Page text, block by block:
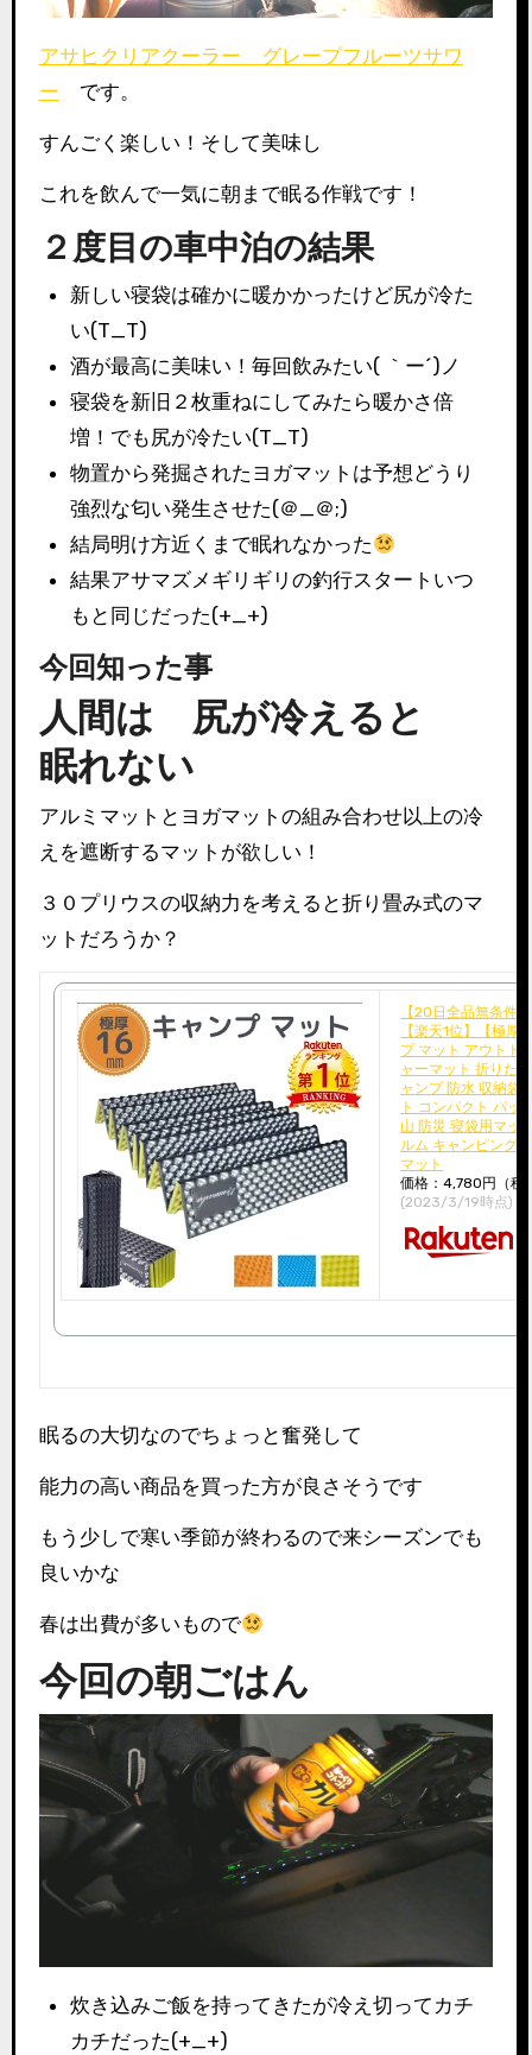
アサヒクリアクーラー グレープフルーツサワ
ー です。
すんごく楽しい！そして美味し
これを飲んで一気に朝まで眠る作戦です！
２度目の車中泊の結果
新しい寝袋は確かに暖かかったけど尻が冷た
い(T_T)
酒が最高に美味い！毎回飲みたい( ｀ー´)ノ
寝袋を新旧２枚重ねにしてみたら暖かさ倍
増！でも尻が冷たい(T_T)
物置から発掘されたヨガマットは予想どうり
強烈な匂い発生させた(＠_＠;)
結局明け方近くまで眠れなかった
結果アサマズメギリギリの釣行スタートいつ
もと同じだった(+_+)
今回知った事
人間は 尻が冷えると
眠れない
アルミマットとヨガマットの組み合わせ以上の冷
えを遮断するマットが欲しい！
３０プリウスの収納力を考えると折り畳み式のマ
ットだろうか？
【20日全品無条件6％OFFcp】
【楽天1位】【極厚
プ マット アウトド
ャーマット 折りた
ャンプ 防水 収納袋
ト コンパクト パッ
山 防災 寝袋用マッ
ルム キャンピング
マット
価格：4,780円（税
(2023/3/19時点)
眠るの大切なのでちょっと奮発して
能力の高い商品を買った方が良さそうです
もう少しで寒い季節が終わるので来シーズンでも
良いかな
春は出費が多いもので
今回の朝ごはん
炊き込みご飯を持ってきたが冷え切ってカチ
カチだった(+_+)